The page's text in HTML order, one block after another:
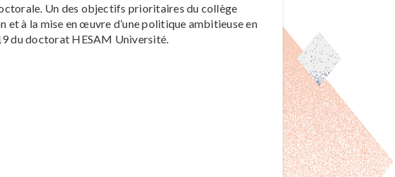
Un des objectifs prioritaires du collège
à la mise en œuvre d’une politique ambitieuse en
du doctorat HESAM Université.